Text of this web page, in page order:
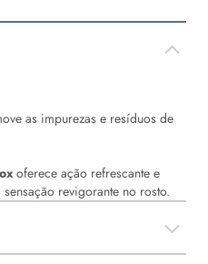
as impurezas e resíduos de
oferece ação refrescante e
revigorante no rosto.